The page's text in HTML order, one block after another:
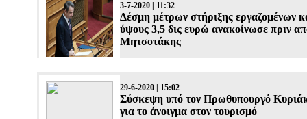
3-7-2020 | 11:32
Δέσμη μέτρων στήριξης εργαζομένων
ύψους 3,5 δις ευρώ ανακοίνωσε πριν
Μητσοτάκης
29-6-2020 | 15:02
Σύσκεψη υπό τον Πρωθυπουργό
για το άνοιγμα στον τουρισμό